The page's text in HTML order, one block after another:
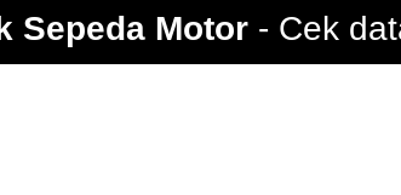
Sepeda Motor Cek